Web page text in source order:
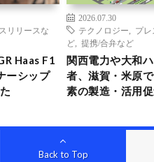
リリースな
Haas F1
ーシップ
2026.07.30
テクノロジー
プレ
ど
提携/合弁など
関西電力や大和
者、滋賀・米原
素の製造・活用
Back to Top